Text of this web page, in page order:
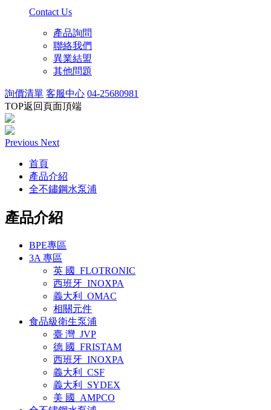
Contact Us
產品詢問
聯絡我們
異業結盟
其他問題
詢價清單 客服中心 04-25680981
TOP返回頁面頂端
Previous Next
首頁
產品介紹
全不鏽鋼水泵浦
產品介紹
BPE專區
3A 專區
英 國_FLOTRONIC
西班牙_INOXPA
義大利_OMAC
相關元件
食品級衛生泵浦
臺 灣_JVP
德 國_FRISTAM
西班牙_INOXPA
義大利_CSF
義大利_SYDEX
美 國_AMPCO